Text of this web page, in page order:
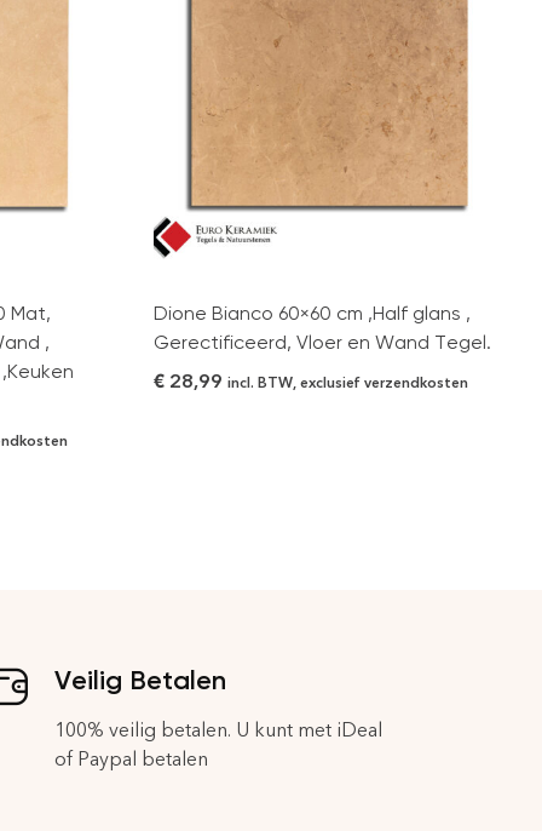
Mat,
,
Dione Bianco 60×60 cm ,Half glans ,
Gerectificeerd, Vloer en Wand Tegel.
€ 28,99 incl. BTW, exclusief verzendkosten
Veilig Betalen
100% veilig betalen. U kunt met iDeal
of Paypal betalen